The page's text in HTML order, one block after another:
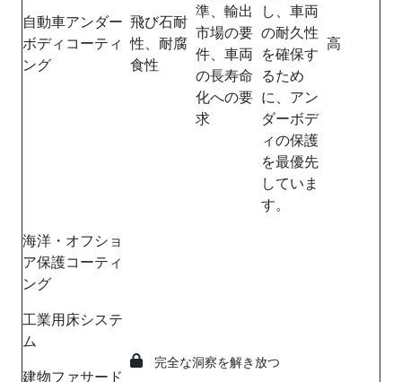
自動車アンダー
ボディコーティ
ング
飛び石耐
性、耐腐
食性
準、輸出
市場の要
件、車両
の長寿命
化への要
求
し、車両
の耐久性
を確保す
るため
に、アン
ダーボデ
ィの保護
を最優先
していま
す。
高
海洋・オフショ
ア保護コーティ
ング
完全な洞察を解き放つ
工業用床システ
ム
建物ファサード